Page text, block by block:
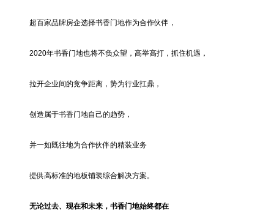
超百家品牌房企选择书香门地作为合作伙伴，
2020年书香门地也将不负众望，高举高打，抓住机遇，
拉开企业间的竞争距离，势为行业扛鼎，
创造属于书香门地自己的趋势，
并一如既往地为合作伙伴的精装业务
提供高标准的地板铺装综合解决方案。
无论过去、现在和未来，书香门地始终都在